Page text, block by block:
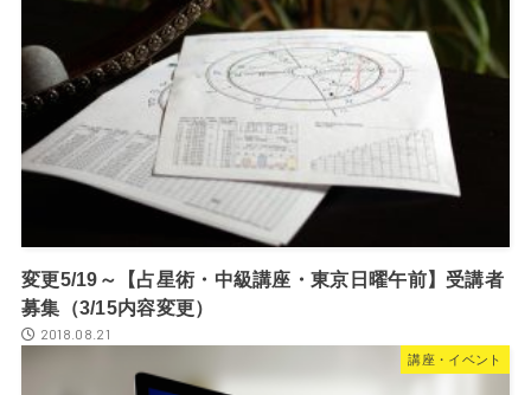
変更5/19～【占星術・中級講座・東京日曜午前】受講者
募集（3/15内容変更）
2018.08.21
講座・イベント